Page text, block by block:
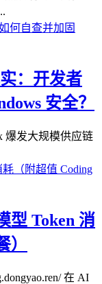
：开发者
安全？
爆发大规模供应链
型 Token 消
在 AI